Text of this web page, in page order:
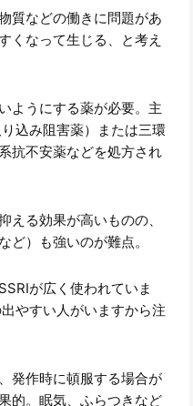
質などの働きに問題があ
くなって生じる、と考え
ようにする薬が必要。主
込み阻害薬）または三環
抗不安薬などを処方され
える効果が高いものの、
ど）も強いのが難点。
が広く使われていま
やすい人がいますから注
発作時に頓服する場合が
的。眠気、ふらつきなど